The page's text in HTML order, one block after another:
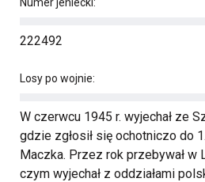
222492
Losy po wojnie:
W czerwcu 1945 r. wyjechał ze
gdzie zgłosił się ochotniczo do
Maczka. Przez rok przebywał w
czym wyjechał z oddziałami